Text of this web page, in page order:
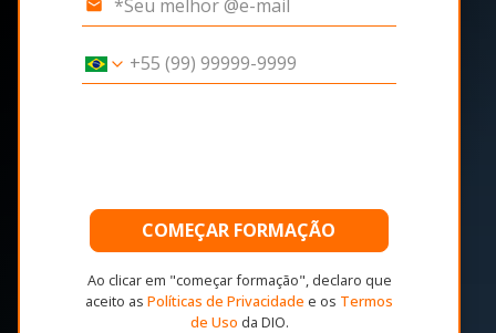
COMEÇAR FORMAÇÃO
Ao clicar em "começar formação", declaro que
aceito as Políticas de Privacidade e os Termos
de Uso da DIO.